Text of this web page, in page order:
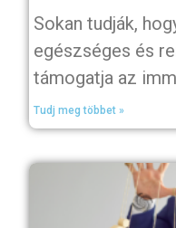
Sokan tudják,
egészséges és
támogatja az
Tudj meg többet »